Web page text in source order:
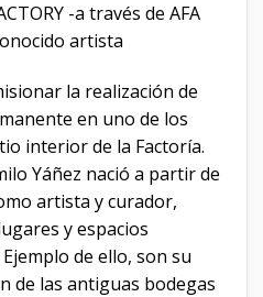
-a través de AFA
artista
la realización de
en uno de los
interior de la Factoría.
Yáñez nació a partir de
artista y curador,
y espacios
de ello, son su
de las antiguas bodegas